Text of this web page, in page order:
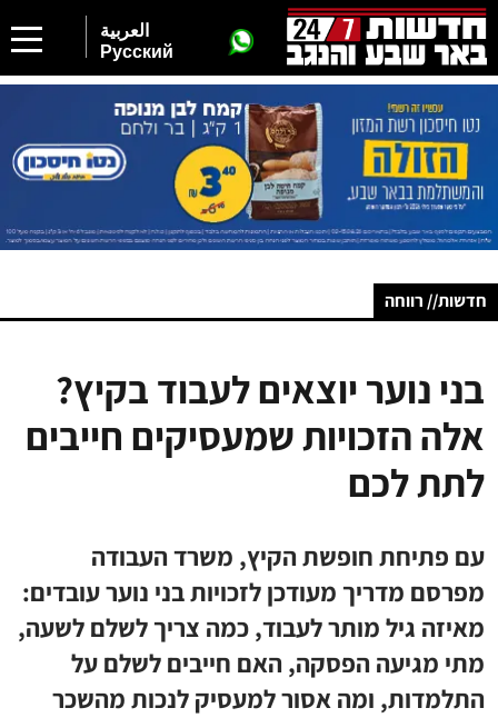
العربية
Русский
חדשות// רווחה
בני נוער יוצאים לעבוד בקיץ?
אלה הזכויות שמעסיקים חייבים
לתת לכם
עם פתיחת חופשת הקיץ, משרד העבודה
מפרסם מדריך מעודכן לזכויות בני נוער עובדים:
מאיזה גיל מותר לעבוד, כמה צריך לשלם לשעה,
מתי מגיעה הפסקה, האם חייבים לשלם על
התלמדות, ומה אסור למעסיק לנכות מהשכר